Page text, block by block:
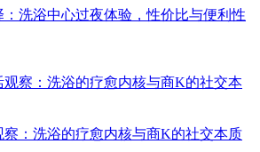
洗浴中心过夜体验，性价比与便利性
察：洗浴的疗愈内核与商K的社交本质